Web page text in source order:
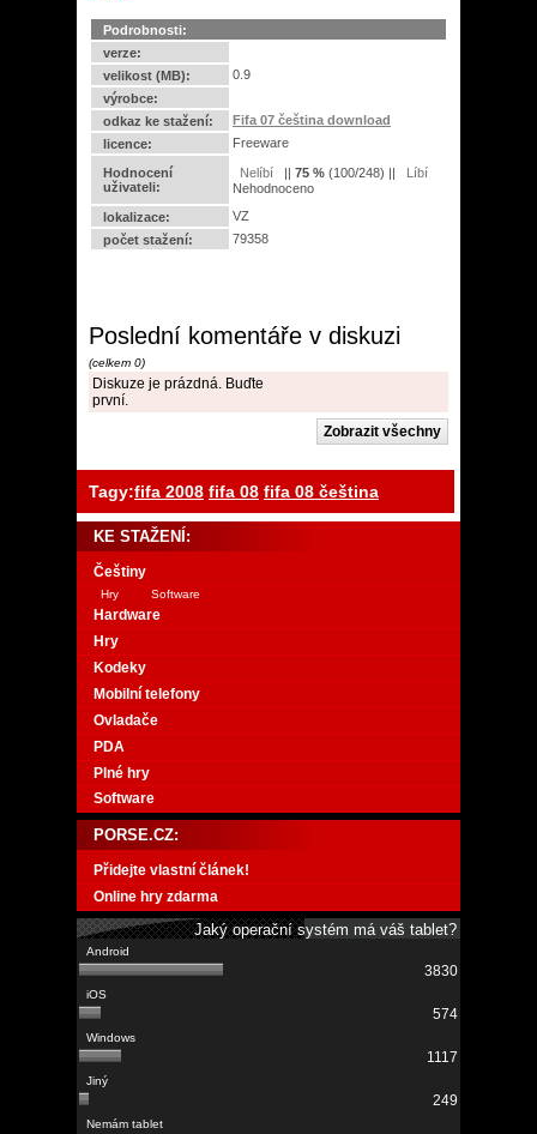
Podrobnosti:
verze:
velikost (MB):
0.9
výrobce:
odkaz ke stažení:
Fifa 07 čeština download
licence:
Freeware
Hodnocení
uživateli:
|| 75 % (100/248) ||
Nehodnoceno
lokalizace:
VZ
počet stažení:
79358
Poslední komentáře v diskuzi
(celkem 0)
Diskuze je prázdná. Buďte
první.
Tagy:fifa 2008 fifa 08 fifa 08 čeština
KE STAŽENÍ:
Češtiny
Hry Software
Hardware
Hry
Kodeky
Mobilní telefony
Ovladače
PDA
Plné hry
Software
PORSE.CZ:
Přidejte vlastní článek!
Online hry zdarma
Jaký operační systém má váš tablet?
3830
574
1117
249